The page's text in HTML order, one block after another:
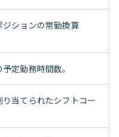
ジションの常勤換算
定勤務時間数。
当てられたシフトコー